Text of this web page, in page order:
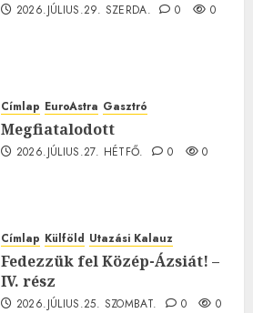
2026.JÚLIUS.29. SZERDA. 0 0
Címlap EuroAstra Gasztró
Megfiatalodott
2026.JÚLIUS.27. HÉTFŐ. 0 0
Címlap Külföld Utazási Kalauz
Fedezzük fel Közép-Ázsiát! –
IV. rész
2026.JÚLIUS.25. SZOMBAT. 0 0